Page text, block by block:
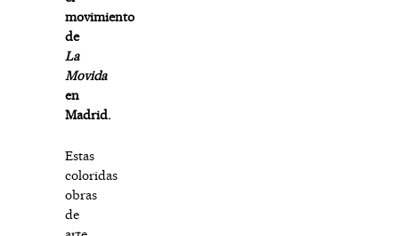
movimiento
de
La
Movida
en
Madrid.
Estas
coloridas
obras
de